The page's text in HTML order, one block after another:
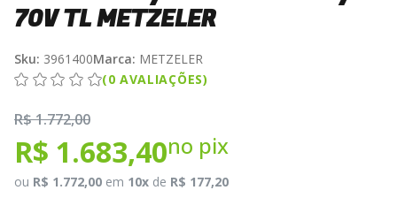
70V TL METZELER
Sku: 3961400Marca: METZELER
(0 AVALIAÇÕES)
R$ 1.772,00
R$ 1.683,40no pix
ou R$ 1.772,00 em 10x de R$ 177,20